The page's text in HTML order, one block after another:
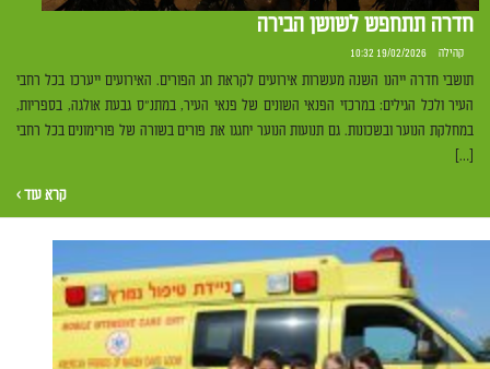
חדרה תתחפש לשושן הבירה
קהילה 19/02/2026 10:32
תושבי חדרה ייהנו השנה מעשרות אירועים לקראת חג הפורים. האירועים ייערכו בכל רחבי
העיר ולכל הגילים: במרכזי הפנאי השונים של פנאי העיר, במתנ"ס גבעת אולגה, בספריות,
במחלקת הנוער ובשכונות. גם תנועות הנוער יחגגו את פורים בשורה של פורימונים בכל רחבי
[…]
קרא עוד ›